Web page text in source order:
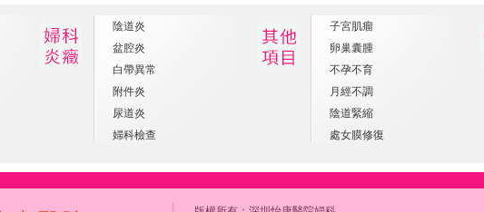
陰道炎
盆腔炎
白帶異常
附件炎
尿道炎
婦科檢查
子宮肌瘤
卵巢囊腫
不孕不育
月經不調
陰道緊縮
處女膜修復